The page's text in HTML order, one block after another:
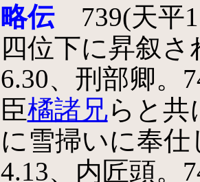
略伝739(天平
四位下に昇叙さ
6.30、刑部卿。
臣橘諸兄らと共
に雪掃いに奉
4.13、内匠頭。